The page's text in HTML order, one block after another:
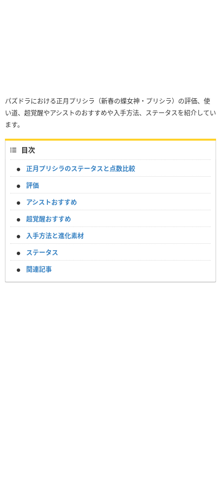
パズドラにおける正月プリシラ（新春の蝶女神・プリシラ）の評価、使
い道、超覚醒やアシストのおすすめや入手方法、ステータスを紹介してい
ます。
目次
正月プリシラのステータスと点数比較
評価
アシストおすすめ
超覚醒おすすめ
入手方法と進化素材
ステータス
関連記事